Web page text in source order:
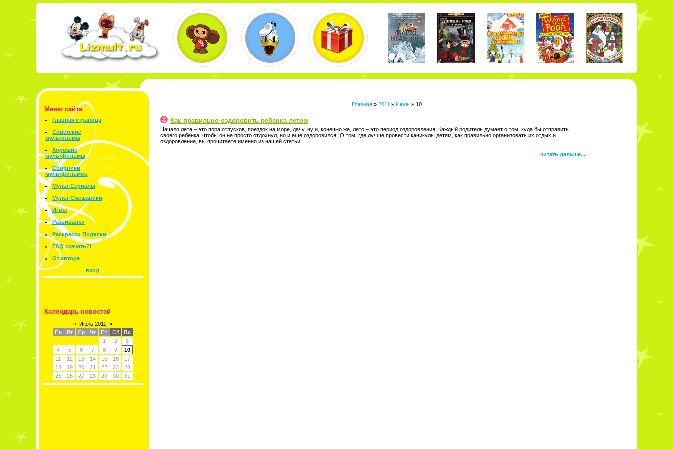
Меню сайта
Главная страница
Советские
мультильмы
Хорошие
мультфильмы
Сборники
мультфильмов
Мульт Сериалы
Мульт Смешарики
Игры
Развивалки
Раскраски Поделки
FAQ скачать?!
От автора
вход
Календарь новостей
« Июль 2011
»
Пн
Вт Ср Чт Пт Сб
Вс
1
2
3
4
5 6 7 8 9
10
11
12 13 14 15 16
17
18
19 20 21 22 23
24
25
26 27 28 29 30 31
Главная » 2011 » Июль » 10
Как правильно оздоровить ребенка летом
Начало лета – это пора отпусков, поездок на море, дачу, ну и, конечно же, лето – это период оздоровления. Каждый родитель думает о том, куда бы отправить
своего ребенка, чтобы он не просто отдохнул, но и еще оздоровился. О том, где лучше провести каникулы детям, как правильно организовать их отдых и
оздоровление, вы прочитаете именно из нашей статьи.
читать дальше...